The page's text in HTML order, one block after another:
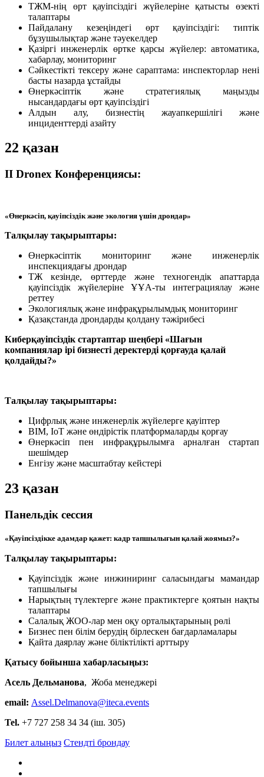
ТЖМ-нің өрт қауіпсіздігі жүйелеріне қатысты өзекті
талаптары
Пайдалану кезеңіндегі өрт қауіпсіздігі: типтік
бұзушылықтар және тәуекелдер
Қазіргі инженерлік өртке қарсы жүйелер: автоматика,
хабарлау, мониторинг
Сәйкестікті тексеру және сараптама: инспекторлар нені
басты назарда ұстайды
Өнеркәсіптік және стратегиялық маңызды
нысандардағы өрт қауіпсіздігі
Алдын алу, бизнестің жауапкершілігі және
инциденттерді азайту
22 қазан
II Dronex Конференциясы:
«Өнеркәсіп, қауіпсіздік және экология үшін дрондар»
Талқылау тақырыптары:
Өнеркәсіптік мониторинг және инженерлік
инспекциядағы дрондар
ТЖ кезінде, өрттерде және техногендік апаттарда
қауіпсіздік жүйелеріне ҰҰА-ты интеграциялау және
реттеу
Экологиялық және инфрақұрылымдық мониторинг
Қазақстанда дрондарды қолдану тәжірибесі
Киберқауіпсіздік стартаптар шеңбері «Шағын
компаниялар ірі бизнесті деректерді қорғауда қалай
қолдайды?»
Талқылау тақырыптары:
Цифрлық және инженерлік жүйелерге қауіптер
BIM, IoT және өндірістік платформаларды қорғау
Өнеркәсіп пен инфрақұрылымға арналған стартап
шешімдер
Енгізу және масштабтау кейстері
23 қазан
Панельдік сессия
«Қауіпсіздікке адамдар қажет: кадр тапшылығын қалай жоямыз?»
Талқылау тақырыптары:
Қауіпсіздік және инжиниринг саласындағы мамандар
тапшылығы
Нарықтың түлектерге және практиктерге қоятын нақты
талаптары
Салалық ЖОО-лар мен оқу орталықтарының рөлі
Бизнес пен білім берудің бірлескен бағдарламалары
Қайта даярлау және біліктілікті арттыру
Қатысу бойынша хабарласыңыз:
Асель Дельманова, Жоба менеджері
email: Assel.Delmanova@iteca.events
Tel. +7 727 258 34 34 (iш. 305)
Билет алыңыз Стендті брондау